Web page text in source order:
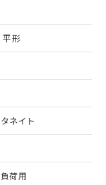
平形
ネイト
荷用